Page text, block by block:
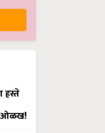
हस्ते
ओळख!